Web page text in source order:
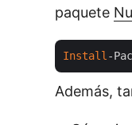
paquete
Install -
Además,